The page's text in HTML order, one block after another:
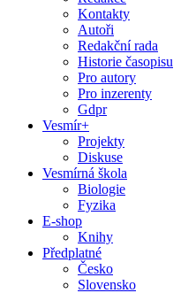
Kontakty
Autoři
Redakční rada
Historie časopisu
Pro autory
Pro inzerenty
Gdpr
Vesmír+
Projekty
Diskuse
Vesmírná škola
Biologie
Fyzika
E-shop
Knihy
Předplatné
Česko
Slovensko